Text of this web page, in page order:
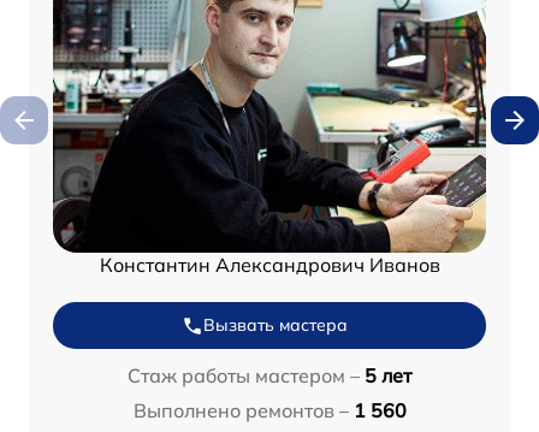
Константин Александрович Иванов
Вызвать мастера
Стаж работы мастером – 5 лет
Выполнено ремонтов – 1 560